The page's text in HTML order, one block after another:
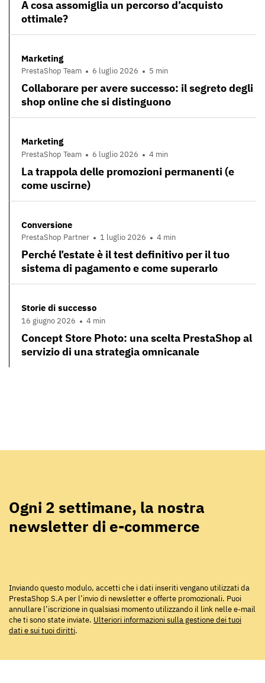
A cosa assomiglia un percorso d’acquisto
ottimale?
Marketing
PrestaShop Team 6 luglio 2026 5 min
Collaborare per avere successo: il segreto degli
shop online che si distinguono
Marketing
PrestaShop Team 6 luglio 2026 4 min
La trappola delle promozioni permanenti (e
come uscirne)
Conversione
PrestaShop Partner 1 luglio 2026 4 min
Perché l’estate è il test definitivo per il tuo
sistema di pagamento e come superarlo
Storie di successo
16 giugno 2026 4 min
Concept Store Photo: una scelta PrestaShop al
servizio di una strategia omnicanale
Ogni 2 settimane, la nostra
newsletter di e-commerce
Inviando questo modulo, accetti che i dati inseriti vengano utilizzati da
PrestaShop S.A per l’invio di newsletter e offerte promozionali. Puoi
annullare l’iscrizione in qualsiasi momento utilizzando il link nelle e-mail
che ti sono state inviate. Ulteriori informazioni sulla gestione dei tuoi
dati e sui tuoi diritti.